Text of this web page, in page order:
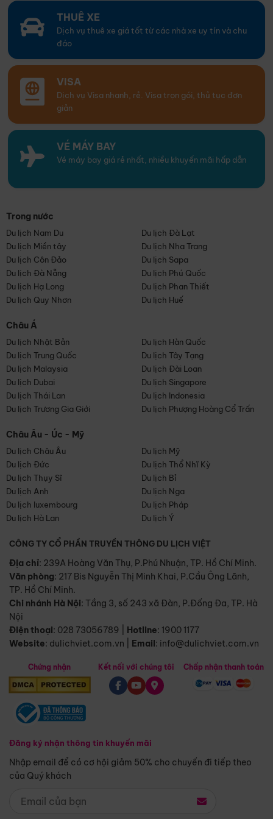
THUÊ XE
Dịch vụ thuê xe giá tốt từ các nhà xe uy tín và chu
đáo
VISA
Dịch vụ Visa nhanh, rẻ. Visa trọn gói, thủ tục đơn
giản
VÉ MÁY BAY
Vé máy bay giá rẻ nhất, nhiều khuyến mãi hấp dẫn
Trong nước
Du lịch Nam Du
Du lịch Đà Lạt
Du lịch Miền tây
Du lịch Nha Trang
Du lịch Côn Đảo
Du lịch Sapa
Du lịch Đà Nẵng
Du lịch Phú Quốc
Du lịch Hạ Long
Du lịch Phan Thiết
Du lịch Quy Nhơn
Du lịch Huế
Châu Á
Du lịch Nhật Bản
Du lịch Hàn Quốc
Du lịch Trung Quốc
Du lịch Tây Tạng
Du lịch Malaysia
Du lịch Đài Loan
Du lịch Dubai
Du lịch Singapore
Du lịch Thái Lan
Du lịch Indonesia
Du lịch Trương Gia Giới
Du lịch Phượng Hoàng Cổ Trấn
Châu Âu - Úc - Mỹ
Du lịch Châu Âu
Du lịch Mỹ
Du lịch Đức
Du lịch Thổ Nhĩ Kỳ
Du lịch Thụy Sĩ
Du lịch Bỉ
Du lịch Anh
Du lịch Nga
Du lịch luxembourg
Du lịch Pháp
Du lịch Hà Lan
Du lịch Ý
CÔNG TY CỔ PHẦN TRUYỀN THÔNG DU LỊCH VIỆT
Địa chỉ: 239A Hoàng Văn Thụ, P.Phú Nhuận, TP. Hồ Chí Minh.
Văn phòng: 217 Bis Nguyễn Thị Minh Khai, P.Cầu Ông Lãnh,
TP. Hồ Chí Minh.
Chi nhánh Hà Nội: Tầng 3, số 243 xã Đàn, P.Đống Đa, TP. Hà
Nội
Điện thoại: 028 73056789 Hotline: 1900 1177
Website: dulichviet.com.vn Email: info@dulichviet.com.vn
Chứng nhận
Đăng ký nhận thông tin khuyến mãi
Nhập email để có cơ hội giảm 50% cho chuyến đi tiếp theo
của Quý khách
Kết nối với chúng tôi Chấp nhận thanh toán